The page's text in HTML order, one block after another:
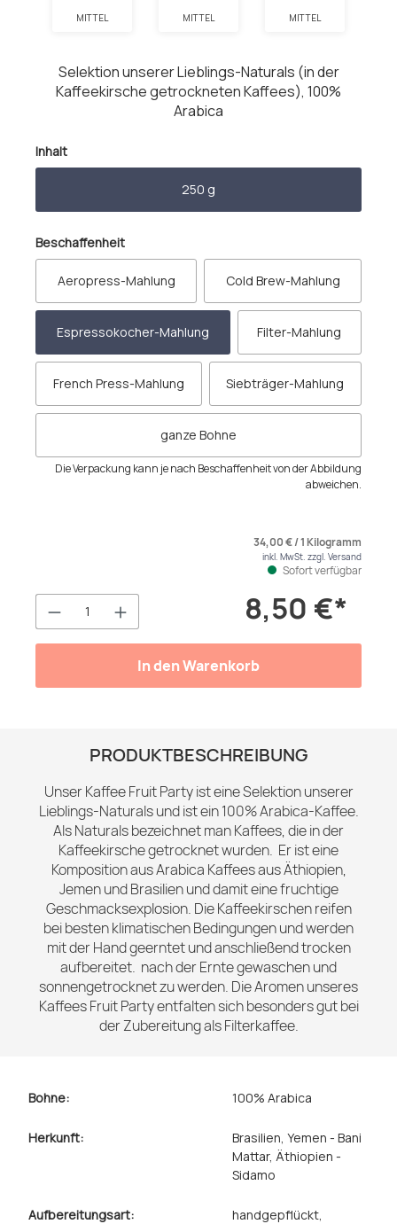
MITTEL MITTEL MITTEL
Selektion unserer Lieblings-Naturals (in der
Kaffeekirsche getrockneten Kaffees), 100%
Arabica
Inhaltauswählen
250 g
Beschaffenheitauswählen
Aeropress-Mahlung Cold Brew-Mahlung
Espressokocher-Mahlung Filter-Mahlung
French Press-Mahlung Siebträger-Mahlung
ganze Bohne
Die Verpackung kann je nach Beschaffenheit von der Abbildung
abweichen.
Produkt Anzahl: Gib den8,50 €*
34,00 € / 1 Kilogramm
inkl. MwSt. zzgl. Versand
Sofort verfügbar
In den Warenkorb
PRODUKTBESCHREIBUNG
Unser Kaffee Fruit Party ist eine Selektion unserer
Lieblings-Naturals und ist ein 100% Arabica-Kaffee.
Als Naturals bezeichnet man Kaffees, die in der
Kaffeekirsche getrocknet wurden. Er ist eine
Komposition aus Arabica Kaffees aus Äthiopien,
Jemen und Brasilien und damit eine fruchtige
Geschmacksexplosion. Die Kaffeekirschen reifen
bei besten klimatischen Bedingungen und werden
mit der Hand geerntet und anschließend trocken
aufbereitet. nach der Ernte gewaschen und
sonnengetrocknet zu werden. Die Aromen unseres
Kaffees Fruit Party entfalten sich besonders gut bei
der Zubereitung als Filterkaffee.
Bohne: 100% Arabica
Herkunft: Brasilien, Yemen - Bani
Mattar, Äthiopien -
Sidamo
Aufbereitungsart: handgepflückt,